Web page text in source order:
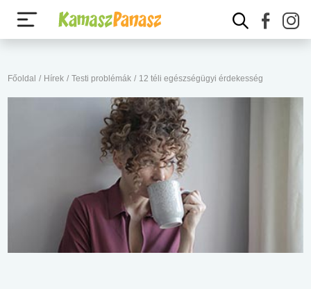
Főoldal / Hírek / Testi problémák / 12 téli egészségügyi érdekesség